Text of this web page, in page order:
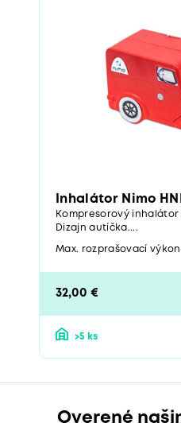
Inhalátor Nimo
Kompresorový
Dizajn autíčka....
Max. rozprašovací
32,00 €
>5 ks
Overené